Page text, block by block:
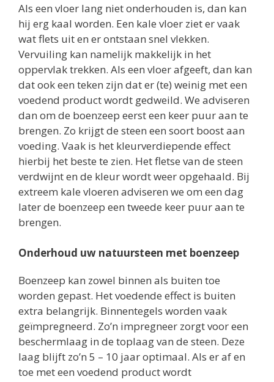
Als een vloer lang niet onderhouden is, dan kan
hij erg kaal worden. Een kale vloer ziet er vaak
wat flets uit en er ontstaan snel vlekken.
Vervuiling kan namelijk makkelijk in het
oppervlak trekken. Als een vloer afgeeft, dan kan
dat ook een teken zijn dat er (te) weinig met een
voedend product wordt gedweild. We adviseren
dan om de boenzeep eerst een keer puur aan te
brengen. Zo krijgt de steen een soort boost aan
voeding. Vaak is het kleurverdiepende effect
hierbij het beste te zien. Het fletse van de steen
verdwijnt en de kleur wordt weer opgehaald. Bij
extreem kale vloeren adviseren we om een dag
later de boenzeep een tweede keer puur aan te
brengen.
Onderhoud uw natuursteen met boenzeep
Boenzeep kan zowel binnen als buiten toe
worden gepast. Het voedende effect is buiten
extra belangrijk. Binnentegels worden vaak
geïmpregneerd. Zo’n impregneer zorgt voor een
beschermlaag in de toplaag van de steen. Deze
laag blijft zo’n 5 – 10 jaar optimaal. Als er af en
toe met een voedend product wordt